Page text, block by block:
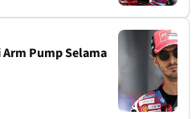
Pump Selama